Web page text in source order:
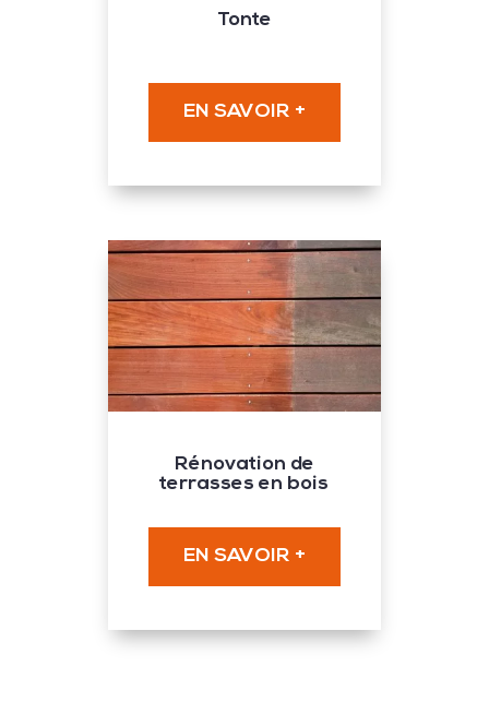
Tonte
EN SAVOIR +
Rénovation de
terrasses en bois
EN SAVOIR +